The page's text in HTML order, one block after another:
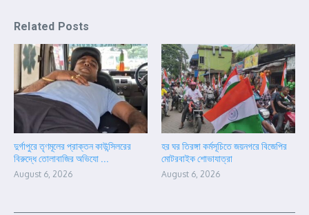
Related Posts
দুর্গাপুরে তৃণমূলের প্রাক্তন কাউন্সিলরের
বিরুদ্ধে তোলাবাজির অভিযো ...
August 6, 2026
হর ঘর তিরঙ্গা কর্মসূচিতে জয়নগরে বিজেপির
মোটরবাইক শোভাযাত্রা
August 6, 2026